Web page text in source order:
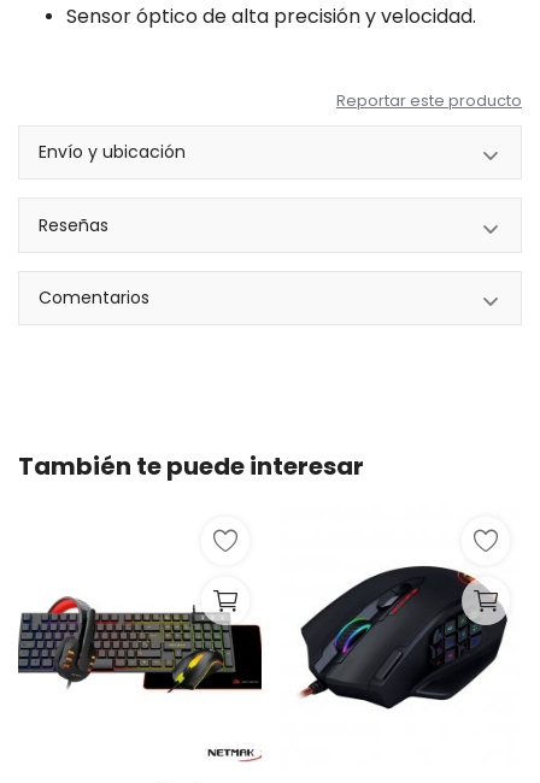
Sensor óptico de alta precisión y velocidad.
Reportar este producto
Envío y ubicación
Reseñas
Comentarios
También te puede interesar